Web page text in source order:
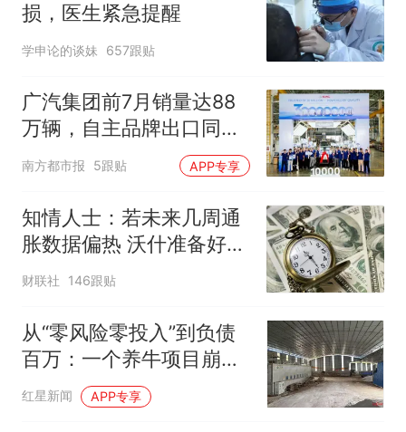
损，医生紧急提醒
学申论的谈妹 657跟贴
广汽集团前7月销量达88
万辆，自主品牌出口同比
增130%
南方都市报 5跟贴 APP专享
知情人士：若未来几周通
胀数据偏热 沃什准备好加
息
财联社 146跟贴
从“零风险零投入”到负债
百万：一个养牛项目崩盘
后，谁该为农户的贷款买
单丨红星调查
红星新闻 APP专享